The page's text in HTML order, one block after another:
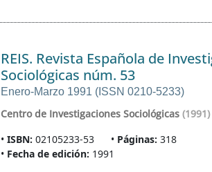
REIS. Revista Española de
Sociológicas núm. 53
Enero-Marzo 1991 (ISSN 0210-5233)
Centro de Investigaciones Sociológicas (1991)
ISBN: 02105233-53 Páginas: 318
Fecha de edición: 1991